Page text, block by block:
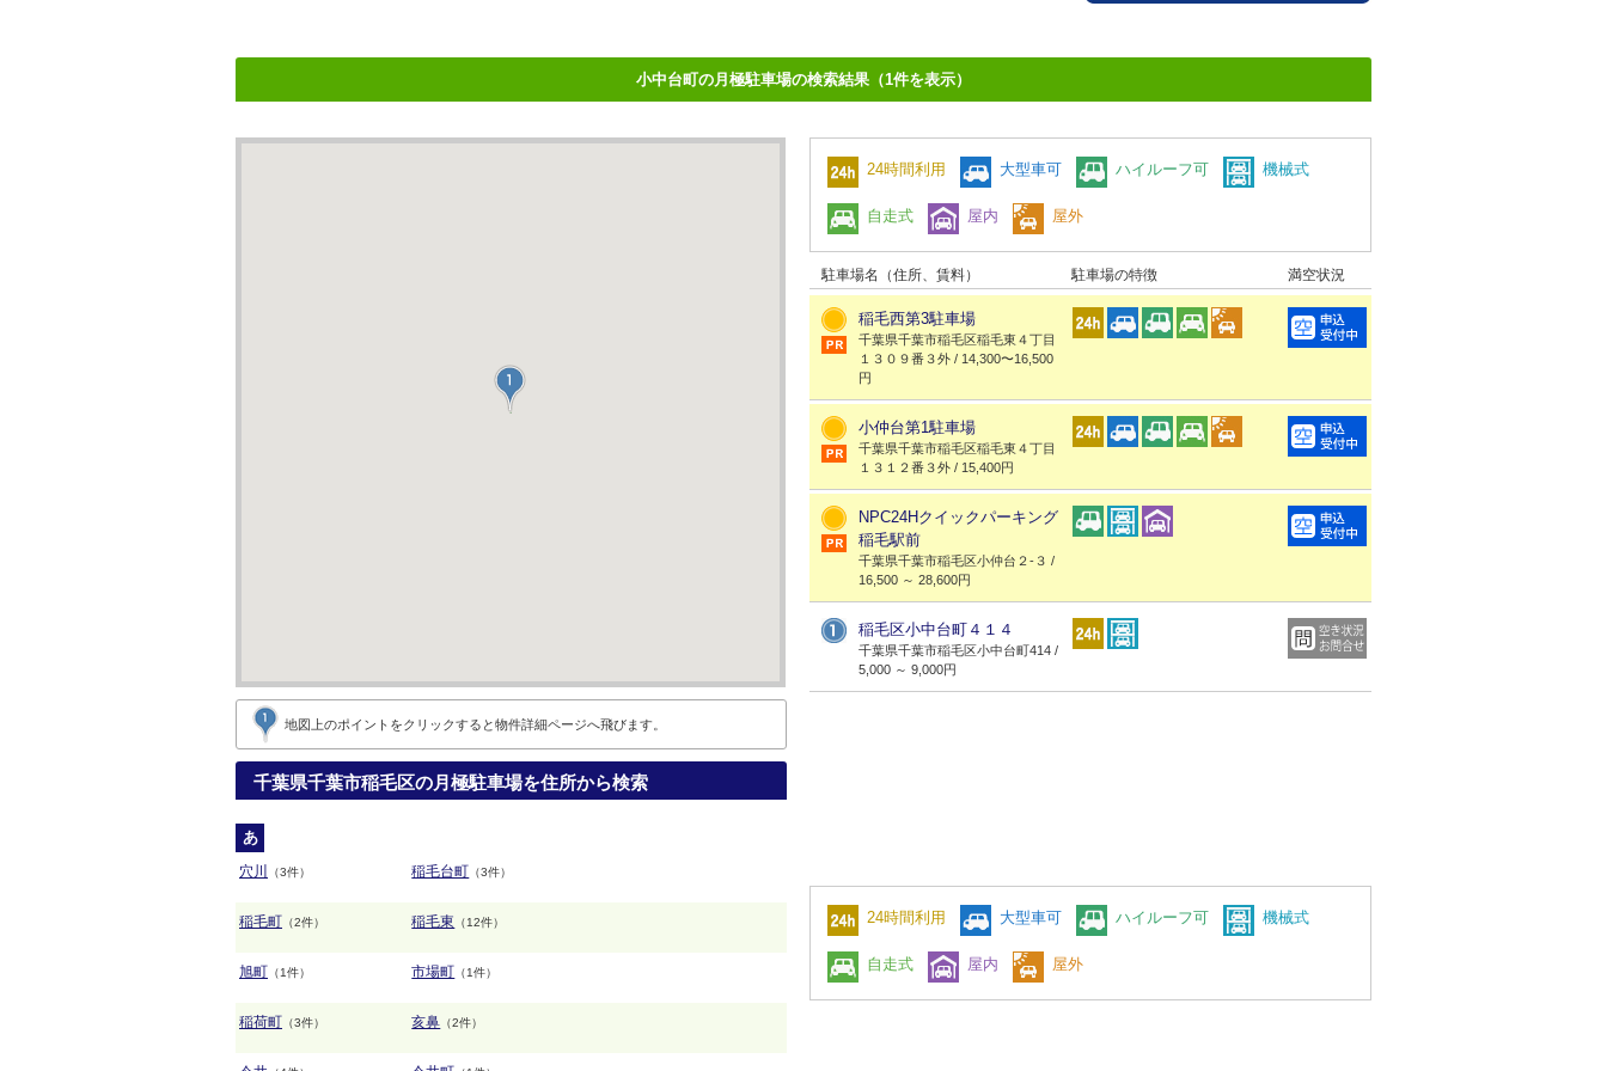
小中台町の月極駐車場の検索結果（1件を表示）
地図上のポイントをクリックすると物件詳細ページへ飛びます。
千葉県千葉市稲毛区の月極駐車場を住所から検索
あ
穴川 （3件） 稲毛台町 （3件）
稲毛町 （2件） 稲毛東 （12件）
旭町 （1件） 市場町 （1件）
稲荷町 （3件） 亥鼻 （2件）
24時間利用 大型車可 ハイルーフ可 機械式
自走式 屋内 屋外
駐車場名（住所、賃料） 駐車場の特徴 満空状況
稲毛西第3駐車場
千葉県千葉市稲毛区稲毛東４丁目
１３０９番３外 / 14,300〜16,500
円
小仲台第1駐車場
千葉県千葉市稲毛区稲毛東４丁目
１３１２番３外 / 15,400円
NPC24Hクイックパーキング
稲毛駅前
千葉県千葉市稲毛区小仲台２-３ /
16,500 ～ 28,600円
稲毛区小中台町４１４
千葉県千葉市稲毛区小中台町414 /
5,000 ～ 9,000円
24時間利用 大型車可 ハイルーフ可 機械式
自走式 屋内 屋外